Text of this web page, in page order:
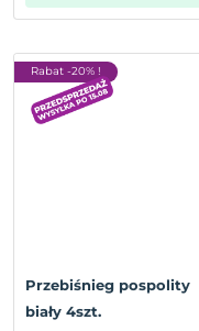
Rabat -20% !
Przebiśnieg pospolity
biały 4szt.